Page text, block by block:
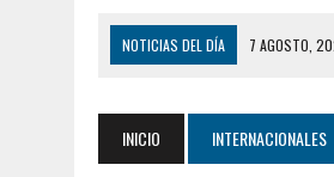
NOTICIAS DEL DÍA 7 AGOSTO,
6 AGOSTO, 2026 | MISTERIOSA
INICIO INTERNACIONALES